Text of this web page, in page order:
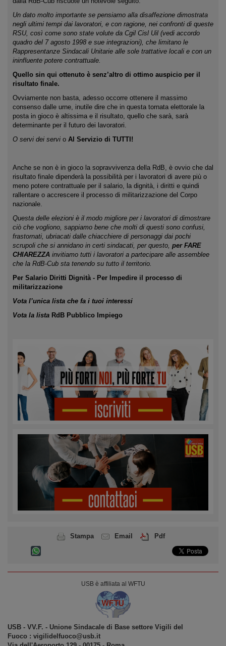
Un dato molto importante se pensiamo alla disaffezione dimostrata
negli ultimi tempi dai lavoratori, e con ragione, nei confronti di queste
RSU, così come sono state volute da Cgil Cisl Uil (vedi accordo
quadro del 7 agosto 1998 e sue integrazioni), che limitano le
Rappresentanze Sindacali Unitarie alle sole trattative locali e con un
ininfluente potere contrattuale.
Quello sin qui ottenuto è senz’altro di ottimo auspicio per il
risultato finale.
Ovviamente non basta, adesso occorre ottenere il massimo
consenso dalle urne, inutile dire che in questa tornata elettorale la
posta in gioco è altissima e il risultato, quello che sarà, sarà
determinante per il futuro dei lavoratori.
O servi dei servi o Al Servizio di TUTTI!
Anche se non è in gioco la sopravvivenza della RdB, è ovvio che dal
risultato finale dipenderà la possibilità per i lavoratori di avere più o
meno potere contrattuale per il salario, la dignità, i diritti e quindi
rallentare o accrescere il processo di militarizzazione del Corpo
nazionale.
Questa delle elezioni è il modo migliore per i lavoratori di dimostrare
ciò che vogliono, sappiamo bene che molti di questi sono confusi,
frastornati, ubriacati dalle chiacchiere di personaggi dai pochi
scrupoli che si annidano in certi sindacati, per questo, per FARE
CHIAREZZA invitiamo tutti i lavoratori a partecipare alle assemblee
che la RdB-Cub sta tenendo su tutto il territorio.
Per Salario Diritti Dignità - Per Impedire il processo di
militarizzazione
Vota l’unica lista che fa i tuoi interessi
Vota la lista RdB Pubblico Impiego
Stampa Email Pdf
USB è affiliata al WFTU
USB ‐ VV.F. - Unione Sindacale di Base settore Vigili del
Fuoco : vigilidelfuoco@usb.it